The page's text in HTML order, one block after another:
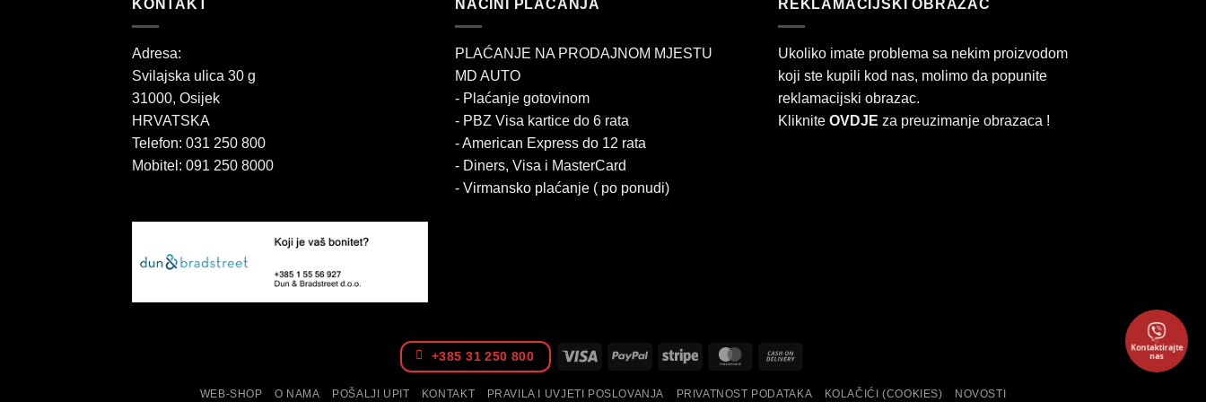
KONTAKT
Adresa:
Svilajska ulica 30 g
31000, Osijek
HRVATSKA
Telefon: 031 250 800
Mobitel: 091 250 8000
NAČINI PLAĆANJA
PLAĆANJE NA PRODAJNOM MJESTU
MD AUTO
- Plaćanje gotovinom
- PBZ Visa kartice do 6 rata
- American Express do 12 rata
- Diners, Visa i MasterCard
- Virmansko plaćanje ( po ponudi)
REKLAMACIJSKI OBRAZAC
Ukoliko imate problema sa nekim proizvodom
koji ste kupili kod nas, molimo da popunite
reklamacijski obrazac.
Kliknite OVDJE za preuzimanje obrazaca !
+385 31 250 800 Visa PayPal Stripe MasterCard
Delivery
WEB-SHOP O NAMA POŠALJI UPIT KONTAKT PRAVILA I UVJETI POSLOVANJA PRIVATNOST PODATAKA KOLAČIĆI (COOKIES) NOVOSTI
Kontaktirajte
nas